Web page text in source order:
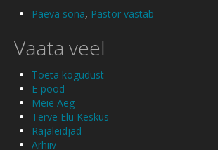
Päeva sõna, Pastor vastab
Vaata veel
Toeta kogudust
E-pood
Meie Aeg
Terve Elu Keskus
Rajaleidjad
Arhiiv